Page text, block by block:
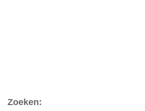
Zoeken: